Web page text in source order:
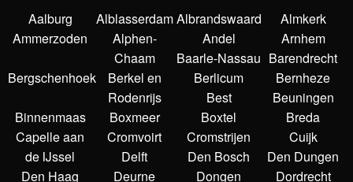
Aalburg AlblasserdamAlbrandswaard
Almkerk
Ammerzoden
Alphen-
Chaam
Andel
Arnhem
Baarle-Nassau Barendrecht
Bergschenhoek
Berkel en
Rodenrijs
Berlicum
Bernheze
Best
Beuningen
Binnenmaas
Boxmeer Boxtel
Breda
Capelle aan
de IJssel
Cromvoirt Cromstrijen
Cuijk
Delft
Den Bosch
Den Dungen
Den Haag
Deurne Dongen
Dordrecht